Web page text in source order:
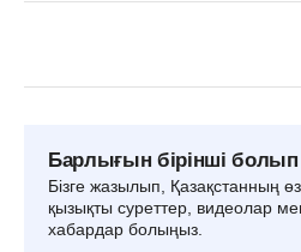
Барлығын бірінші
Бізге жазылып, Қазақстанның
қызықты суреттер, видеолар
хабардар болыңыз.